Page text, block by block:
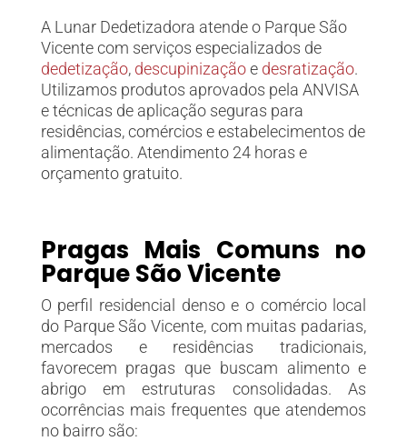
A Lunar Dedetizadora atendeo Parque São
Vicentecom serviços especializados de
dedetização, descupinizaçãoe desratização.
Utilizamos produtos aprovados pela ANVISA
e técnicas de aplicação seguras para
residências, comércios e estabelecimentos de
alimentação. Atendimento 24 horas e
orçamento gratuito.
Pragas Mais Comuns no
Parque São Vicente
O perfil residencial denso e o comércio local
do Parque São Vicente, com muitas padarias,
mercados e residências tradicionais,
favorecem pragas que buscam alimento e
abrigo em estruturas consolidadas. As
ocorrências mais frequentes que atendemos
no bairro são: